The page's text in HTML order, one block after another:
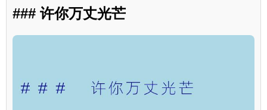
### 许你万丈光芒